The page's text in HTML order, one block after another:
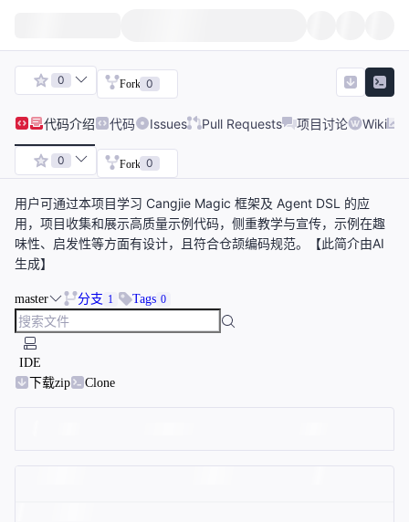
0 Fork 0
代码介绍 代码 Issues Pull Requests 项目讨论 Wiki
0 Fork 0
用户可通过本项目学习 Cangjie Magic 框架及 Agent DSL 的应
用，项目收集和展示高质量示例代码，侧重教学与宣传，示例在趣
味性、启发性等方面有设计，且符合仓颉编码规范。【此简介由AI
生成】
master 分支 1 Tags 0
IDE
下载zip
Clone